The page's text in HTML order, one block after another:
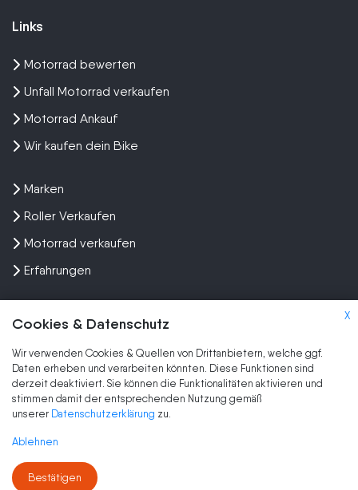
X
Cookies & Datenschutz
Wir verwenden Cookies & Quellen von Drittanbietern, welche ggf.
Daten erheben und verarbeiten könnten. Diese Funktionen sind
derzeit deaktiviert. Sie können die Funktionalitäten aktivieren und
stimmen damit der entsprechenden Nutzung gemäß
unserer Datenschutzerklärung zu.
Ablehnen
Bestätigen
Links
Motorrad bewerten
Unfall Motorrad verkaufen
Motorrad Ankauf
Wir kaufen dein Bike
Marken
Roller Verkaufen
Motorrad verkaufen
Erfahrungen
SEHR GUT
2.079
Kundenbewertungen
Authentizität
Kundenbewertungen und Erfahrungen zu
Wir kaufen dein Motorrad
SEHR GUT
5,00
2.079
Blick aufs ProvenExpert-Profil werfen